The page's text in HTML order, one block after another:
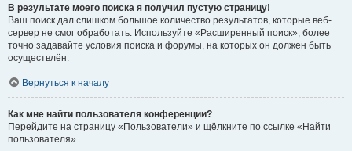
В результате моего поиска я получил пустую страницу!
Ваш поиск дал слишком большое количество результатов, которые веб-
сервер не смог обработать. Используйте «Расширенный поиск», более
точно задавайте условия поиска и форумы, на которых он должен быть
осуществлён.
Вернуться к началу
Как мне найти пользователя конференции?
Перейдите на страницу «Пользователи» и щёлкните по ссылке «Найти
пользователя».